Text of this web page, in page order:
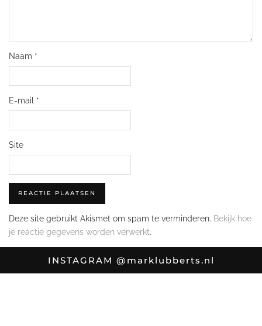
Naam *
E-mail *
Site
Deze site gebruikt Akismet om spam te verminderen. Bekijk hoe
je reactie gegevens worden verwerkt.
INSTAGRAM @marklubberts.nl